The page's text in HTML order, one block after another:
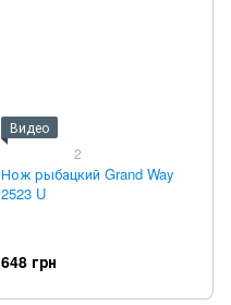
Видео
2
Нож рыбацкий Grand Way
2523 U
648 грн